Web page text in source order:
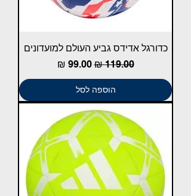
כדורגל אדידס גביע העולם למועדונים
מחיר רגיל‏119.00 ‏₪ מחיר מבצע‏99.00 ‏₪
הוספה לסל